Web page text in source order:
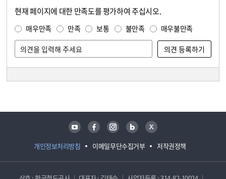
현재 페이지에 대한 만족도를 평가하여 주십시오.
매우만족 만족 보통 불만족 매우불만족
개인정보처리방침 이메일무단수집거부 저작권정책
유튜브 페이스북 인스타그램 블로그 트위터